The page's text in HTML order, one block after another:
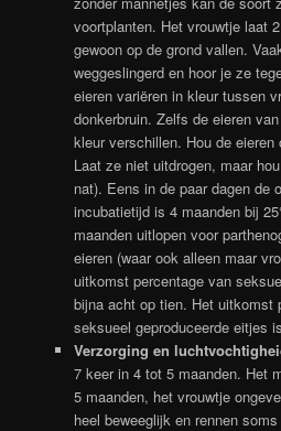
voortplanten. Het vrouwtje laat
gewoon op de grond vallen.
weggeslingerd en hoor je ze
eieren variëren in kleur tussen
donkerbruin. Zelfs de eieren
kleur verschillen. Hou de
Laat ze niet uitdrogen, maar
nat). Eens in de paar dagen de
incubatietijd is 4 maanden bij
maanden uitlopen voor
eieren (waar ook alleen maar
uitkomst percentage van
bijna acht op tien. Het uitkomst
seksueel geproduceerde eitjes
Verzorging en
7 keer in 4 tot 5 maanden. Het
5 maanden, het vrouwtje
heel beweeglijk en rennen